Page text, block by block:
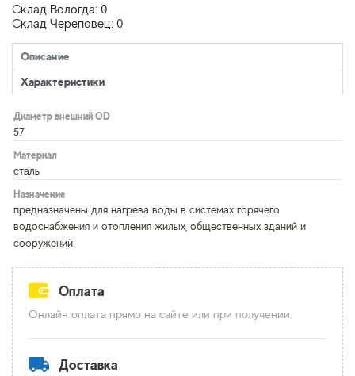
Склад Вологда: 0
Склад Череповец: 0
Описание
Характеристики
Диаметр внешний OD
57
Материал
сталь
Назначение
предназначены для нагрева воды в системах горячего
водоснабжения и отопления жилых, общественных зданий и
сооружений.
Оплата
Онлайн оплата прямо на сайте или при получении.
Доставка